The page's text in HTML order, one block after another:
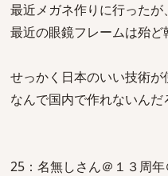
最近メガネ作りに行ったが
最近の眼鏡フレームは殆ど
せっかく日本のいい技術が
なんで国内で作れないんだ
25：名無しさん＠１３周